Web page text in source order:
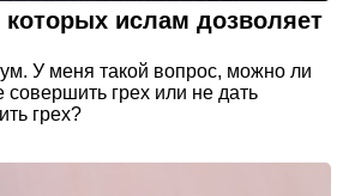
которых ислам дозволяет
У меня такой вопрос, можно ли
совершить грех или не дать
грех?